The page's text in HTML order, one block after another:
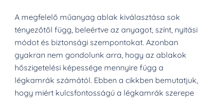
A megfelelő műanyag ablak kiválasztása sok
tényezőtől függ, beleértve az anyagot, színt, nyitási
módot és biztonsági szempontokat. Azonban
gyakran nem gondolunk arra, hogy az ablakok
hőszigetelési képessége mennyire függ a
légkamrák számától. Ebben a cikkben bemutatjuk,
hogy miért kulcsfontosságú a légkamrák szerepe